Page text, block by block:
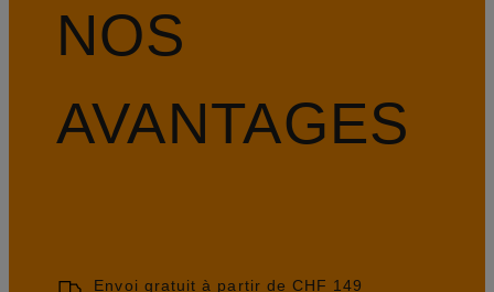
NOS
AVANTAGES
Envoi gratuit à partir de CHF 149